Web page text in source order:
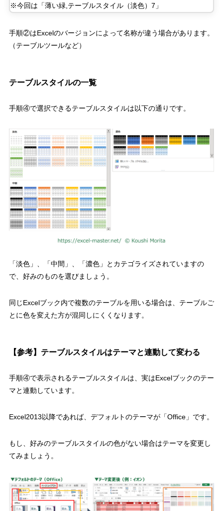
※今回は「薄い緑 テーブルスタイル（淡色） 7 」
手順②はExcelのバージョンによって名称が違う場合があります。
（テーブルツールなど）
テーブルスタイルの一覧
手順④で選択できるテーブルスタイルは以下の通りです。
「淡色」、「中間」、「濃色」とカテゴライズされていますの
で、好みのものを選びましょう。
同じExcelブック内で複数のテーブルを用いる場合は、テーブルご
とに色を変えた方が混同しにくくなります。
【参考】テーブルスタイルはテーマと連動して変わる
手順④で表示されるテーブルスタイルは、実はExcelブックのテー
マと連動しています。
Excel2013以降であれば、 デフォルトのテーマが「Office」 です。
もし、好みのテーブルスタイルの色がない場合はテーマを変更し
てみましょう。